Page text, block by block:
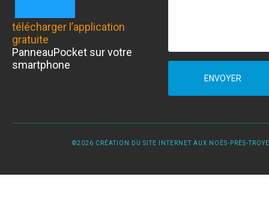
télécharger l’application
gratuite
PanneauPocket sur votre
smartphone
ENVOYER
©2026 CRÉATION DU SITE INTERNET AUX NOËS-PRÈS-